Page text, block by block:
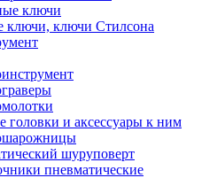
ключи
ключи, ключи Стилсона
головки и аксессуары к ним
шуруповерт
пневматические